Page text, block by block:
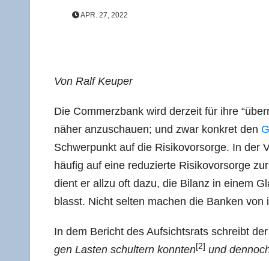
APR. 27, 2022
Von Ralf Keuper
Die Com­merz­bank wird der­zeit für ihre
näher anzu­schau­en; und zwar kon­kret den
Schwer­punkt auf die Risi­ko­vor­sor­ge. In der
häu­fig auf eine redu­zier­te Risi­ko­vor­sor­ge
dient er all­zu oft dazu, die Bilanz in einem
blasst. Nicht sel­ten machen die Ban­ken
In dem Bericht des Auf­sichts­rats schreibt
gen Las­ten schul­tern konn­ten[2] und